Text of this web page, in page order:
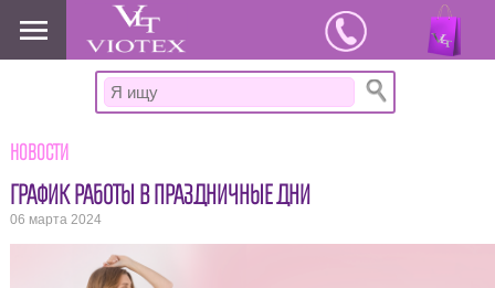
www.viotex37.ru
Новости
ГРАФИК РАБОТЫ В ПРАЗДНИЧНЫЕ ДНИ
06 марта 2024